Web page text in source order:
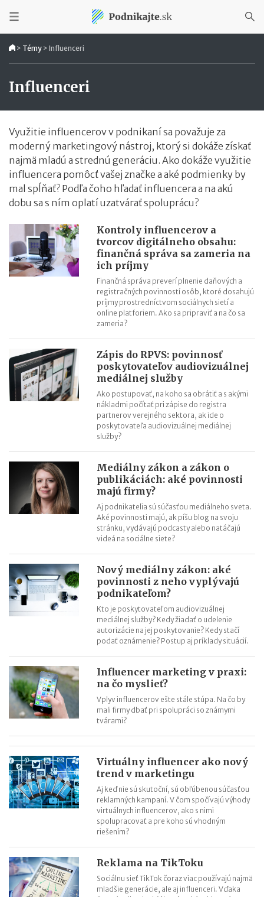
> Témy > Influenceri
Influenceri
Využitie influencerov v podnikaní sa považuje za
moderný marketingový nástroj, ktorý si dokáže získať
najmä mladú a strednú generáciu. Ako dokáže využitie
influencera pomôcť vašej značke a aké podmienky by
mal spĺňať? Podľa čoho hľadať influencera a na akú
dobu sa s ním oplatí uzatvárať spoluprácu?
Kontroly influencerov a
tvorcov digitálneho obsahu:
finančná správa sa zameria na
ich príjmy
Finančná správa preverí plnenie daňových a
registračných povinností osôb, ktoré dosahujú
príjmy prostredníctvom sociálnych sietí a
online platforiem. Ako sa pripraviť a na čo sa
zameria?
Zápis do RPVS: povinnosť
poskytovateľov audiovizuálnej
mediálnej služby
Ako postupovať, na koho sa obrátiť a s akými
nákladmi počítať pri zápise do registra
partnerov verejného sektora, ak ide o
poskytovateľa audiovizuálnej mediálnej
služby?
Mediálny zákon a zákon o
publikáciách: aké povinnosti
majú firmy?
Aj podnikatelia sú súčasťou mediálneho sveta.
Aké povinnosti majú, ak píšu blog na svoju
stránku, vydávajú podcasty alebo natáčajú
videá na sociálne siete?
Nový mediálny zákon: aké
povinnosti z neho vyplývajú
podnikateľom?
Kto je poskytovateľom audiovizuálnej
mediálnej služby? Kedy žiadať o udelenie
autorizácie na jej poskytovanie? Kedy stačí
podať oznámenie? Postup aj príklady situácií.
Influencer marketing v praxi:
na čo myslieť?
Vplyv influencerov ešte stále stúpa. Na čo by
mali firmy dbať pri spolupráci so známymi
tvárami?
Virtuálny influencer ako nový
trend v marketingu
Aj keď nie sú skutoční, sú obľúbenou súčasťou
reklamných kampaní. V čom spočívajú výhody
virtuálnych influencerov, ako s nimi
spolupracovať a pre koho sú vhodným
riešením?
Reklama na TikToku
Sociálnu sieť TikTok čoraz viac používajú najmä
mladšie generácie, ale aj influenceri. Vďaka